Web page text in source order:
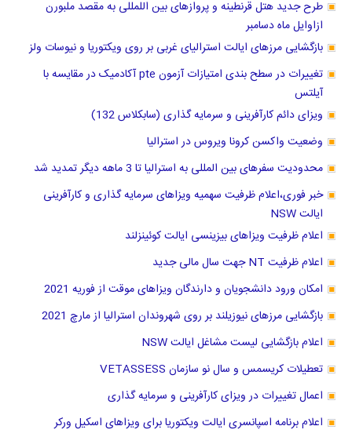
طرح جدید هتل قرنطینه و پروازهای بین اللمللی به مقصد ملبورن
ازاوایل ماه دسامبر
بازگشایی مرزهای ایالت استرالیای غربی بر روی ویکتوریا و نیوسات ولز
تغییرات در سطح بندی امتیازات آزمون pte آکادمیک در مقایسه با
آیلتس
ویزای دائم کارآفرینی و سرمایه گذاری (سابکلاس 132)
وضعیت واکسن کرونا ویروس در استرالیا
محدودیت سفرهای بین المللی به استرالیا تا 3 ماهه دیگر تمدید شد
خبر فوری،اعلام ظرفیت سهمیه ویزاهای سرمایه گذاری و کارآفرینی
ایالت NSW
اعلام ظرفیت ویزاهای بیزینسی ایالت کوئینزلند
اعلام ظرفیت NT جهت سال مالی جدید
امکان ورود دانشجویان و دارندگان ویزاهای موقت از فوریه 2021
بازگشایی مرزهای نیوزیلند بر روی شهروندان استرالیا از مارچ 2021
اعلام بازگشایی لیست مشاغل ایالت NSW
تعطیلات کریسمس و سال نو سازمان VETASSESS
اعمال تغییرات در ویزای کارآفرینی و سرمایه گذاری
اعلام برنامه اسپانسری ایالت ویکتوریا برای ویزاهای اسکیل ورکر